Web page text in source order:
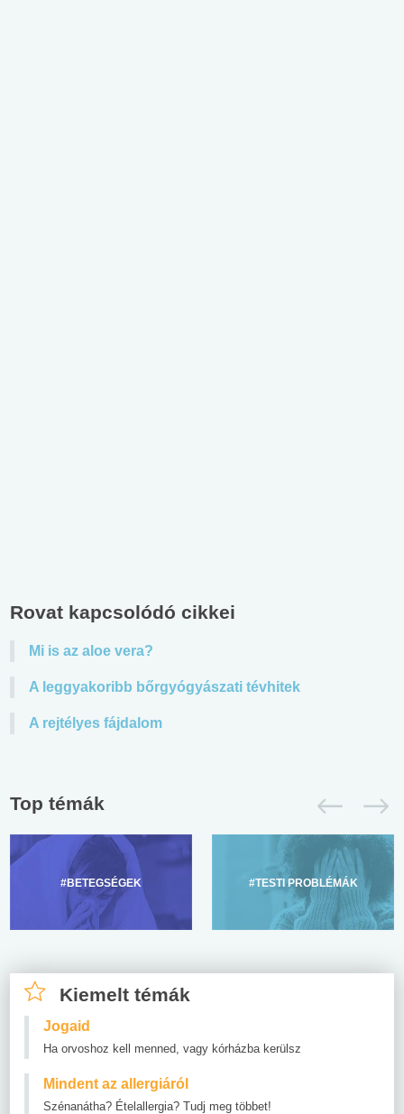
Rovat kapcsolódó cikkei
Mi is az aloe vera?
A leggyakoribb bőrgyógyászati tévhitek
A rejtélyes fájdalom
Top témák
#BETEGSÉGEK #TESTI PROBLÉMÁK
Kiemelt témák
Jogaid
Ha orvoshoz kell menned, vagy kórházba kerülsz
Mindent az allergiáról
Szénanátha? Ételallergia? Tudj meg többet!